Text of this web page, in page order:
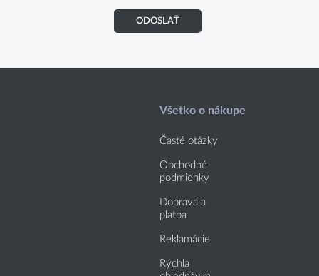
ODOSLAŤ
Všetko o nákupe
Časté otázky
Obchodné
podmienky
Doprava a
platba
Reklamácie
Rýchla